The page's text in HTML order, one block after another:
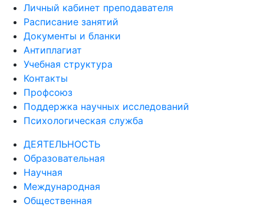
Личный кабинет преподавателя
Расписание занятий
Документы и бланки
Антиплагиат
Учебная структура
Контакты
Профсоюз
Поддержка научных исследований
Психологическая служба
ДЕЯТЕЛЬНОСТЬ
Образовательная
Научная
Международная
Общественная